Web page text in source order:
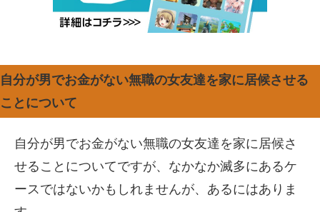
自分が男でお金がない無職の女友達を家に居候させる
ことについて
自分が男でお金がない無職の女友達を家に居候さ
せることについてですが、なかなか滅多にあるケ
ースではないかもしれませんが、あるにはありま